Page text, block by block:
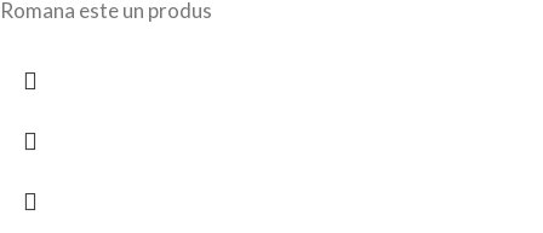
Romana este un produs